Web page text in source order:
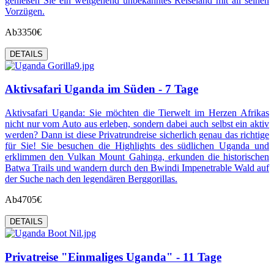
Vorzügen.
Ab3350€
DETAILS
Aktivsafari Uganda im Süden - 7 Tage
Aktivsafari Uganda: Sie möchten die Tierwelt im Herzen Afrikas
nicht nur vom Auto aus erleben, sondern dabei auch selbst ein aktiv
werden? Dann ist diese Privatrundreise sicherlich genau das richtige
für Sie! Sie besuchen die Highlights des südlichen Uganda und
erklimmen den Vulkan Mount Gahinga, erkunden die historischen
Batwa Trails und wandern durch den Bwindi Impenetrable Wald auf
der Suche nach den legendären Berggorillas.
Ab4705€
DETAILS
Privatreise "Einmaliges Uganda" - 11 Tage